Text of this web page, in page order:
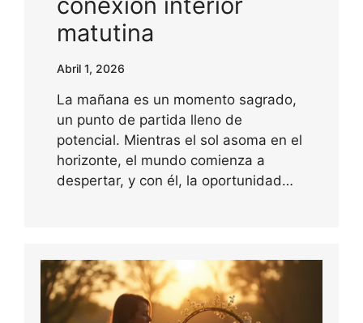
matutina
Abril 1, 2026
La mañana es un momento sagrado,
un punto de partida lleno de
potencial. Mientras el sol asoma en el
horizonte, el mundo comienza a
despertar, y con él, la oportunidad…